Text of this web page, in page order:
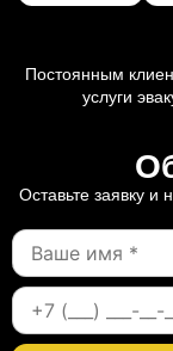
Постоянным
услуги
Оставьте заявку